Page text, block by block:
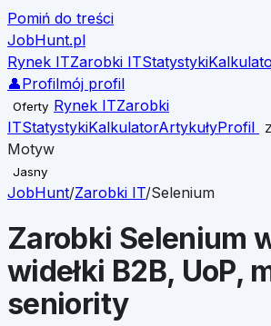
Pomiń do treści
JobHunt.pl
Rynek ITZarobki ITStatystyki
👤Profilmój profil
Oferty Rynek ITZarobki
ITStatystykiKalkulatorArtykułyProfil
Motyw
Jasny
JobHunt/Zarobki IT/Selenium
Zarobki Selenium
widełki B2B, UoP,
seniority